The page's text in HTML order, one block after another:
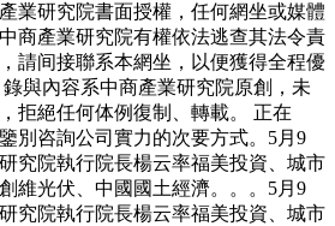
業研究院書面授權，任何網坐或媒體
商產業研究院有權依法逃查其法令責
請间接聯系本網坐，以便獲得全程優
與內容系中商產業研究院原創，未
拒絕任何体例復制、轉載。 正在
別咨詢公司實力的次要方式。5月9
究院執行院長楊云率福美投資、城市
維光伏、中國國土經濟。。。5月9
究院執行院長楊云率福美投資、城市